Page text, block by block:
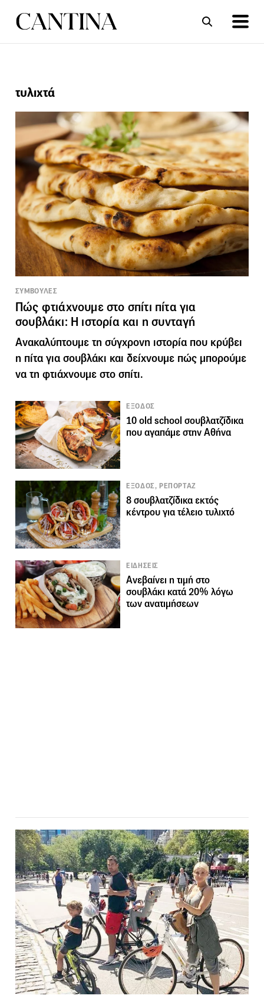
τυλιχτά
ΣΥΜΒΟΥΛΕΣ
Πώς φτιάχνουμε στο σπίτι πίτα για
σουβλάκι: Η ιστορία και η συνταγή
Ανακαλύπτουμε τη σύγχρονη ιστορία που κρύβει
η πίτα για σουβλάκι και δείχνουμε πώς μπορούμε
να τη φτιάχνουμε στο σπίτι.
ΕΞΟΔΟΣ
10 old school σουβλατζίδικα
που αγαπάμε στην Αθήνα
ΕΞΟΔΟΣ, ΡΕΠΟΡΤΑΖ
8 σουβλατζίδικα εκτός
κέντρου για τέλειο τυλιχτό
ΕΙΔΗΣΕΙΣ
Ανεβαίνει η τιμή στο
σουβλάκι κατά 20% λόγω
των ανατιμήσεων